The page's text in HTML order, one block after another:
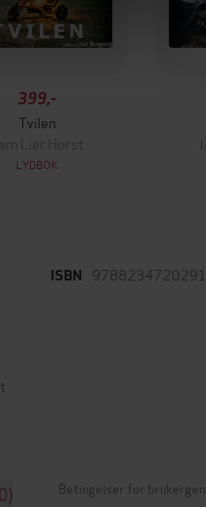
399,-
Tvilen
Jørn Lier Horst
LYDBOK
ISBN 9788234720291
Betingelser for